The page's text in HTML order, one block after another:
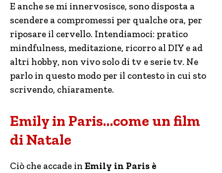
E anche se mi innervosisce, sono disposta a
scendere a compromessi per qualche ora, per
riposare il cervello. Intendiamoci: pratico
mindfulness, meditazione, ricorro al DIY e ad
altri hobby, non vivo solo di tv e serie tv. Ne
parlo in questo modo per il contesto in cui sto
scrivendo, chiaramente.
Emily in Paris…come un film
di Natale
Ciò che accade in Emily in Paris è